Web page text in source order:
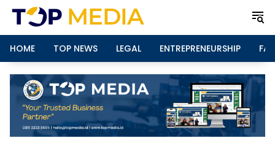
HOME TOP NEWS LEGAL ENTREPRENEURSHIP